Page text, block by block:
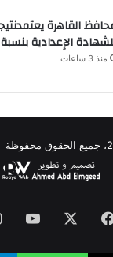
القاهرة
الإعدادية بنسبة
منذ 3 ساعات
فيسبوك